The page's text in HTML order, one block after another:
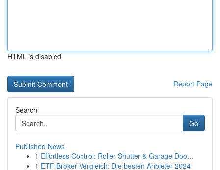
HTML is disabled
Report Page
Search
Go
Published News
1 Effortless Control: Roller Shutter & Garage Doo...
1 ETF-Broker Vergleich: Die besten Anbieter 2024